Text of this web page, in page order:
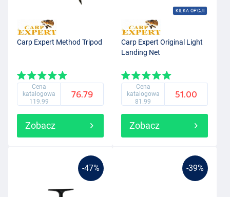
Carp Expert Method Tripod
Cena
katalogowa
119.99
76.79
Zobacz
KILKA OPCJI
Carp Expert Original Light
Landing Net
Cena
katalogowa
81.99
51.00
Zobacz
-47% -39%